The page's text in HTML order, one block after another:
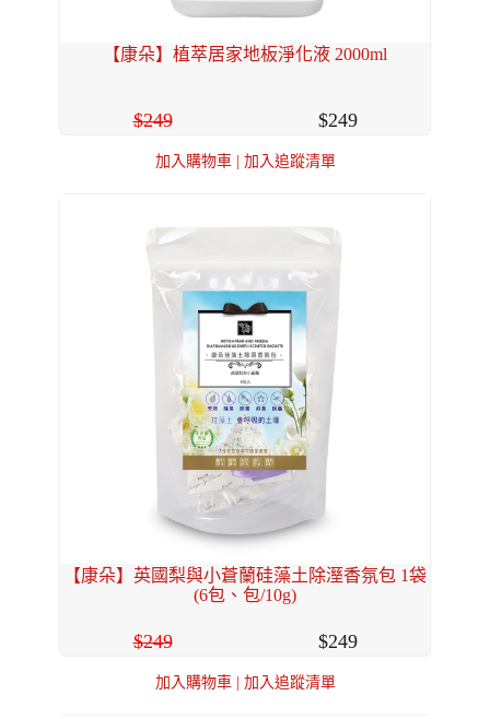
【康朵】植萃居家地板淨化液 2000ml
249 249
加入購物車| 加入追蹤清單
【康朵】英國梨與小蒼蘭硅藻土除溼香氛包 1袋
(6包、包/10g)
249 249
加入購物車| 加入追蹤清單